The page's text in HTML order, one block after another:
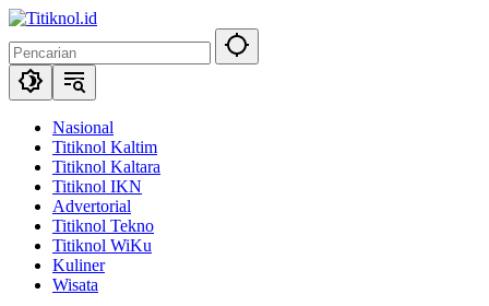
Langsung
konten
Nasional
Titiknol Kaltim
Titiknol Kaltara
Titiknol IKN
Advertorial
Titiknol Tekno
Titiknol WiKu
Kuliner
Wisata